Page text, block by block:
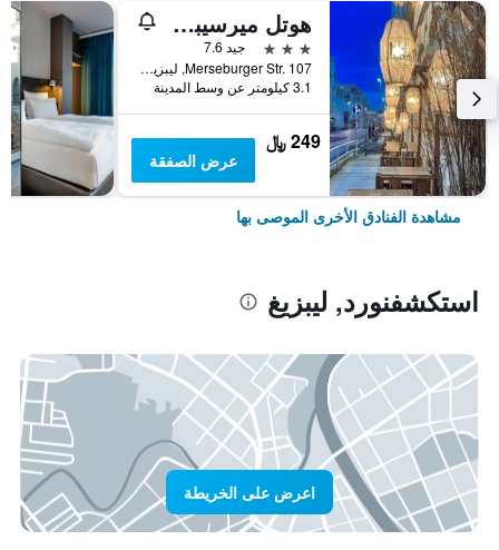
هوتل ميرسيبرجر هوف
3 نجوم
جيد 7.6
Merseburger Str. 107, ليبزيغ, سكسونيا, ألمانيا
3.1 كيلومتر عن وسط المدينة
249 ﷼
عرض الصفقة
مشاهدة الفنادق الأخرى الموصى بها
استكشفنورد, ليبزيغ
اعرض على الخريطة